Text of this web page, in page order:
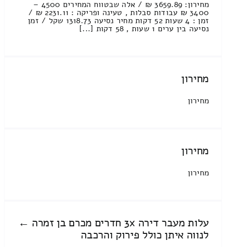
מחירון: 3659.89 ₪ / אלה שבטווח המחירים 4500 –
3400 ₪ עבודות סבלות , טעינה ופריקה : 2231.11 ₪ /
זמן : 4 שעות 52 דקות מחיר נסיעה 1318.73 שקל / זמן
נסיעה בין ערים 1 שעות , 58 דקות [...]
מחירון
מחירון
מחירון
מחירון
עלות מעבר דירה 3x חדרים מכרם בן זמרה ←
לנווה איתן כולל פירוק והרכבה